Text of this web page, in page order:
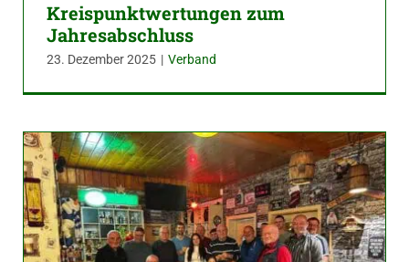
Kreispunktwertungen zum
Jahresabschluss
23. Dezember 2025 | Verband